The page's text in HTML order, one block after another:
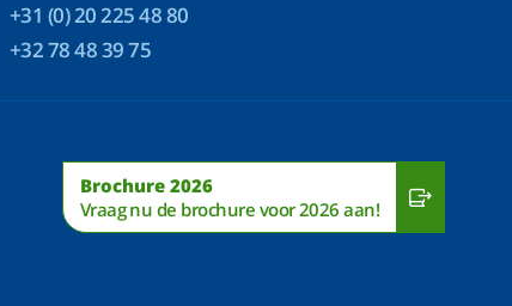
+31 (0) 20 225 48 80
+32 78 48 39 75
Brochure 2026
Vraag nu de brochure voor 2026 aan!